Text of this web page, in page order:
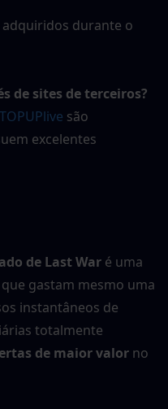
adquiridos durante o
de sites de terceiros?
TOPUPlive são
excelentes
de Last War é uma
gastam mesmo uma
instantâneos de
totalmente
de maior valor no